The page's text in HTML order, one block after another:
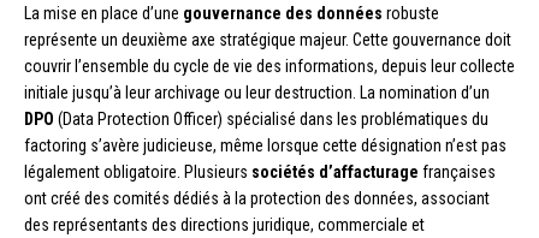
La mise en place d’une gouvernance des données robuste
représente un deuxième axe stratégique majeur. Cette gouvernance doit
couvrir l’ensemble du cycle de vie des informations, depuis leur collecte
initiale jusqu’à leur archivage ou leur destruction. La nomination d’un
DPO (Data Protection Officer) spécialisé dans les problématiques du
factoring s’avère judicieuse, même lorsque cette désignation n’est pas
légalement obligatoire. Plusieurs sociétés d’affacturage françaises
ont créé des comités dédiés à la protection des données, associant
des représentants des directions juridique, commerciale et